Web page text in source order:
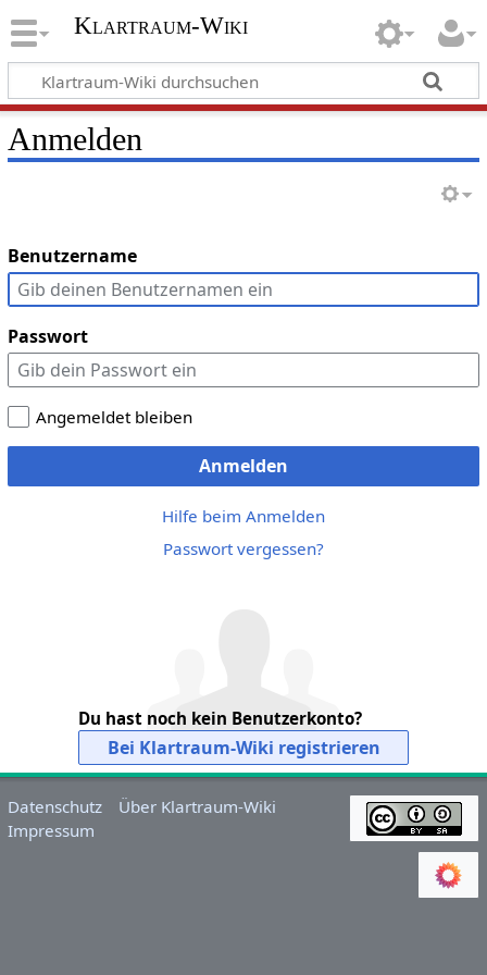
Klartraum-Wiki
Anmelden
Benutzername
Passwort
Angemeldet bleiben
Anmelden
Hilfe beim Anmelden
Passwort vergessen?
Du hast noch kein Benutzerkonto?
Bei Klartraum-Wiki registrieren
Datenschutz
Über Klartraum-Wiki
Impressum